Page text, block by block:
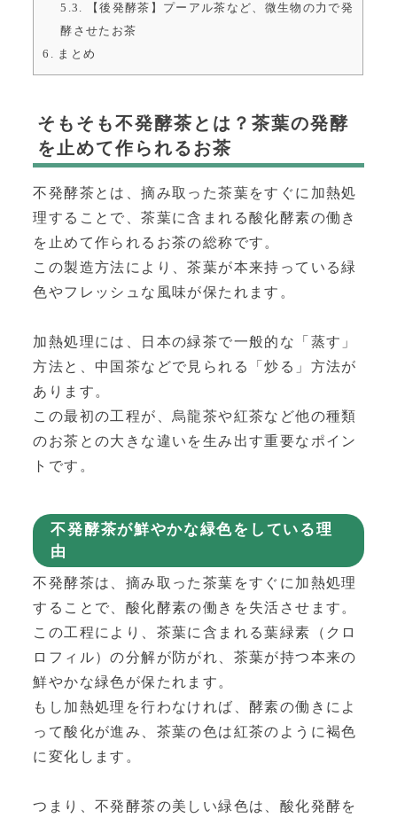
5.3.
【後発酵茶】プーアル茶など、微生物の力で発
酵させたお茶
6. まとめ
そもそも不発酵茶とは？茶葉の発酵
を止めて作られるお茶
不発酵茶とは、摘み取った茶葉をすぐに加熱処
理することで、茶葉に含まれる酸化酵素の働き
を止めて作られるお茶の総称です。
この製造方法により、茶葉が本来持っている緑
色やフレッシュな風味が保たれます。
加熱処理には、日本の緑茶で一般的な「蒸す」
方法と、中国茶などで見られる「炒る」方法が
あります。
この最初の工程が、烏龍茶や紅茶など他の種類
のお茶との大きな違いを生み出す重要なポイン
トです。
不発酵茶が鮮やかな緑色をしている理
由
不発酵茶は、摘み取った茶葉をすぐに加熱処理
することで、酸化酵素の働きを失活させます。
この工程により、茶葉に含まれる葉緑素（クロ
ロフィル）の分解が防がれ、茶葉が持つ本来の
鮮やかな緑色が保たれます。
もし加熱処理を行わなければ、酵素の働きによ
って酸化が進み、茶葉の色は紅茶のように褐色
に変化します。
つまり、不発酵茶の美しい緑色は、酸化発酵を